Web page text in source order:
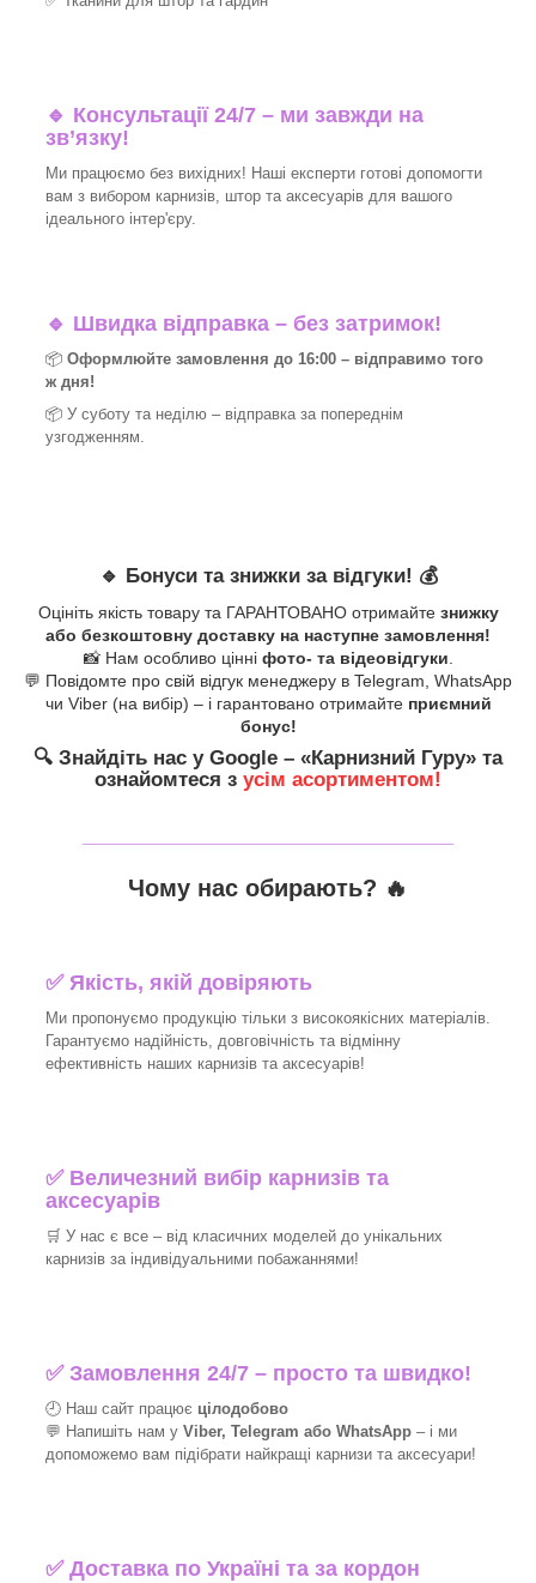
🔹 Консультації 24/7 – ми завжди на
зв’язку!
Ми працюємо без вихідних! Наші експерти готові допомогти
вам з вибором карнизів, штор та аксесуарів для вашого
ідеального інтер'єру.​
🔹 Швидка відправка – без затримок!
📦 Оформлюйте замовлення до 16:00 – відправимо того
ж дня!
📦 У суботу та неділю – відправка за попереднім
узгодженням.
🔹 Бонуси та знижки за відгуки! 💰
Оцініть якість товару та ГАРАНТОВАНО отримайте знижку
або безкоштовну доставку на наступне замовлення!
📸 Нам особливо цінні фото- та відеовідгуки
💬 Повідомте про свій відгук менеджеру в Telegram, WhatsApp
чи Viber (на вибір) – і гарантовано отримайте приємний
бонус!
🔍 Знайдіть нас у Google – «Карнизний Гуру» та
ознайомтеся з усім асортиментом!
Чому нас обирають? 🔥
✅Якість, якій довіряють
Ми пропонуємо продукцію тільки з високоякісних матеріалів.
Гарантуємо надійність, довговічність та відмінну
ефективність наших карнизів та аксесуарів!​
✅ Величезний вибір карнизів та
аксесуарів
🛒 У нас є все – від класичних моделей до унікальних
карнизів за індивідуальними побажаннями!​
✅Замовлення 24/7 – просто та швидко!
🕘 Наш сайт працює цілодобово
💬 Напишіть нам у Viber, Telegram або WhatsApp – і ми
допоможемо вам підібрати найкращі карнизи та аксесуари!
✅Доставка по Україні та за кордон